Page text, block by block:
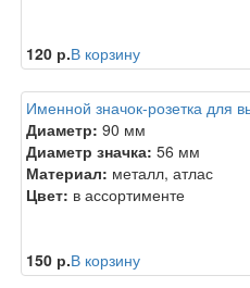
120 р.В корзину
Именной значок-розетка для
Диаметр: 90 мм
Диаметр значка: 56 мм
Материал: металл, атлас
Цвет: в ассортименте
150 р.В корзину